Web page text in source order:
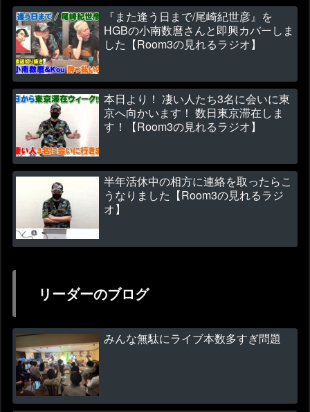
『また逢う日まで/尾崎紀世彦』を
HGBの小南数麿さんと即興カバーしま
した【Room3の見れるラジオ】
本日より！ 凄い人たち3名に会いに東
京へ向かいます！ 数日東京滞在しま
す！【Room3の見れるラジオ】
半年活休中の相方に連絡を取ったらこ
うなりました【Room3の見れるラジ
オ】
リーダーのブログ
みんな無駄にライブ本数多すぎ問題